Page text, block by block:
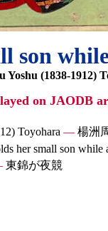
Yoshu (1838-1912)
on JAODB
Toyohara —楊洲
her small son while
東錦が夜競